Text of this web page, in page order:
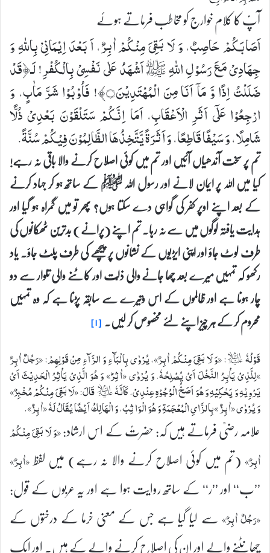
آپؑ کا کلام خوارج کو مخاطب فرماتے ہوئے
اَصَابَكُمْ حَاصِبٌ، وَ لَا بَقِیَ مِنْكُمْ اٰبِرٌ، اَ بَعْدَ اِیْمَانِیْ بِاللهِ وَ
جِهَادِیْ مَعَ رَسُوْلِ اللهِ ﷺ اَشْهَدُ عَلٰی نَفْسِیْ بِالْكُفْرِ! لَـ﴿قَدْ
ضَلَلْتُ اِذًا وَّ مَاۤ اَنَا مِنَ الْمُهْتَدِیْنَ۝﴾! فَاُوْبُوْا شَرَّ مَاٰبٍ، وَ
ارْجِعُوْا عَلٰۤی اَثَرِ الْاَعْقَابِ، اَمَا اِنَّكُمْ سَتَلْقَوْنَ بَعْدِیْ ذُلًّا
شَامِلًا، وَ سَیْفًا قَاطِعًا، وَ اَثَرَةً یَّتَّخِذُهَا الظَّالِمُوْنَ فِیْكُمْ سُنَّةً.
تم پر سخت آندھیاں آئیں اور تم میں کوئی اصلاح کرنے والا باقی نہ رہے!
کیا میں اللہ پر ایمان لانے اور رسول اللہ ﷺ کے ساتھ ہو کر جہاد کرنے
کے بعد اپنے اوپر کفر کی گواہی دے سکتا ہوں؟ پھر تو میں گمراہ ہو گیا اور
ہدایت یافتہ لوگوں میں سے نہ رہا۔ تم اپنے (پرانے) بدترین ٹھکانوں کی
طرف لوٹ جاؤ اور اپنی ایڑیوں کے نشانوں پر پیچھے کی طرف پلٹ جاؤ۔ یاد
رکھو کہ تمہیں میرے بعد چھا جانے والی ذلّت اور کاٹنے والی تلوار سے دو
چار ہونا ہے اور ظالموں کے اس وتیرے سے سابقہ پڑنا ہے کہ وہ تمہیں
محروم کر کے ہر چیز اپنے لئے مخصوص کر لیں۔ [۱]
قَوْلُهٗ ؑ: «وَ لَا بَقِیَ مِنْكُمْ اٰبِرٌ»، يُرْوٰى بِالْبَآءِ وَ الرَّآءِ مِنْ قَوْلِهِمْ: «رَجُلٌ اٰبِرٌ
»لِلَّذِیْ يَاْبِرُ النَّخْلَ اَیْ يُصْلِحُهٗ. وَ يُرْوٰى «اٰثِرٌ» وَ هُوَ الَّذِیْ يَاْثِرُ الْحَدِيْثَ اَیْ
يَرْوِيْهِ وَ يَحْكِيْهِ وَ هُوَ اَصَحُّ الْوُجُوْهِ عِنْدِیْ، كَاَنَّهٗ ؑ قَالَ: «لَا بَقِیَ مِنْكُمْ مُخْبِرٌ»
وَ يُرْوٰى «اٰبِزٌ »بِالزَّایِ الْمُعْجَمَةِ وَ هُوَ الْوَاثِبُ، وَ الْهَالِكُ اَيْضًا يُقَالُ لَهٗ «اٰبِزٌ».
علامہ رضیؒ فرماتے ہیں کہ: حضرتؑ کے اس ارشاد:«وَ لَا بَقِیَ مِنْكُمْ
اٰبِرٌ» (تم میں کوئی اصلاح کرنے والا نہ رہے) میں لفظ«اٰبِرٌ»
’’ب‘‘ اور ’’ر‘‘ کے ساتھ روایت ہوا ہے اور یہ عربوں کے قول:
«رَجُلٌ اٰبِرٌ» سے لیا گیا ہے جس کے معنی خرما کے درختوں کے
چھانٹنے والے اور ان کی اصلاح کرنے والے کے ہیں۔ اور ایک